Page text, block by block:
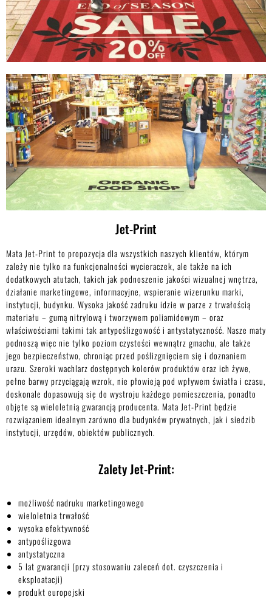
Jet-Print
Mata Jet-Print to propozycja dla wszystkich naszych klientów, którym
zależy nie tylko na funkcjonalności wycieraczek, ale także na ich
dodatkowych atutach, takich jak podnoszenie jakości wizualnej wnętrza,
działanie marketingowe, informacyjne, wspieranie wizerunku marki,
instytucji, budynku. Wysoka jakość zadruku idzie w parze z trwałością
materiału – gumą nitrylową i tworzywem poliamidowym – oraz
właściwościami takimi tak antypoślizgowość i antystatyczność. Nasze maty
podnoszą więc nie tylko poziom czystości wewnątrz gmachu, ale także
jego bezpieczeństwo, chroniąc przed poślizgnięciem się i doznaniem
urazu. Szeroki wachlarz dostępnych kolorów produktów oraz ich żywe,
pełne barwy przyciągają wzrok, nie płowieją pod wpływem światła i czasu,
doskonale dopasowują się do wystroju każdego pomieszczenia, ponadto
objęte są wieloletnią gwarancją producenta. Mata Jet-Print będzie
rozwiązaniem idealnym zarówno dla budynków prywatnych, jak i siedzib
instytucji, urzędów, obiektów publicznych.
Zalety Jet-Print:
możliwość nadruku marketingowego
wieloletnia trwałość
wysoka efektywność
antypoślizgowa
antystatyczna
5 lat gwarancji (przy stosowaniu zaleceń dot. czyszczenia i
eksploatacji)
produkt europejski